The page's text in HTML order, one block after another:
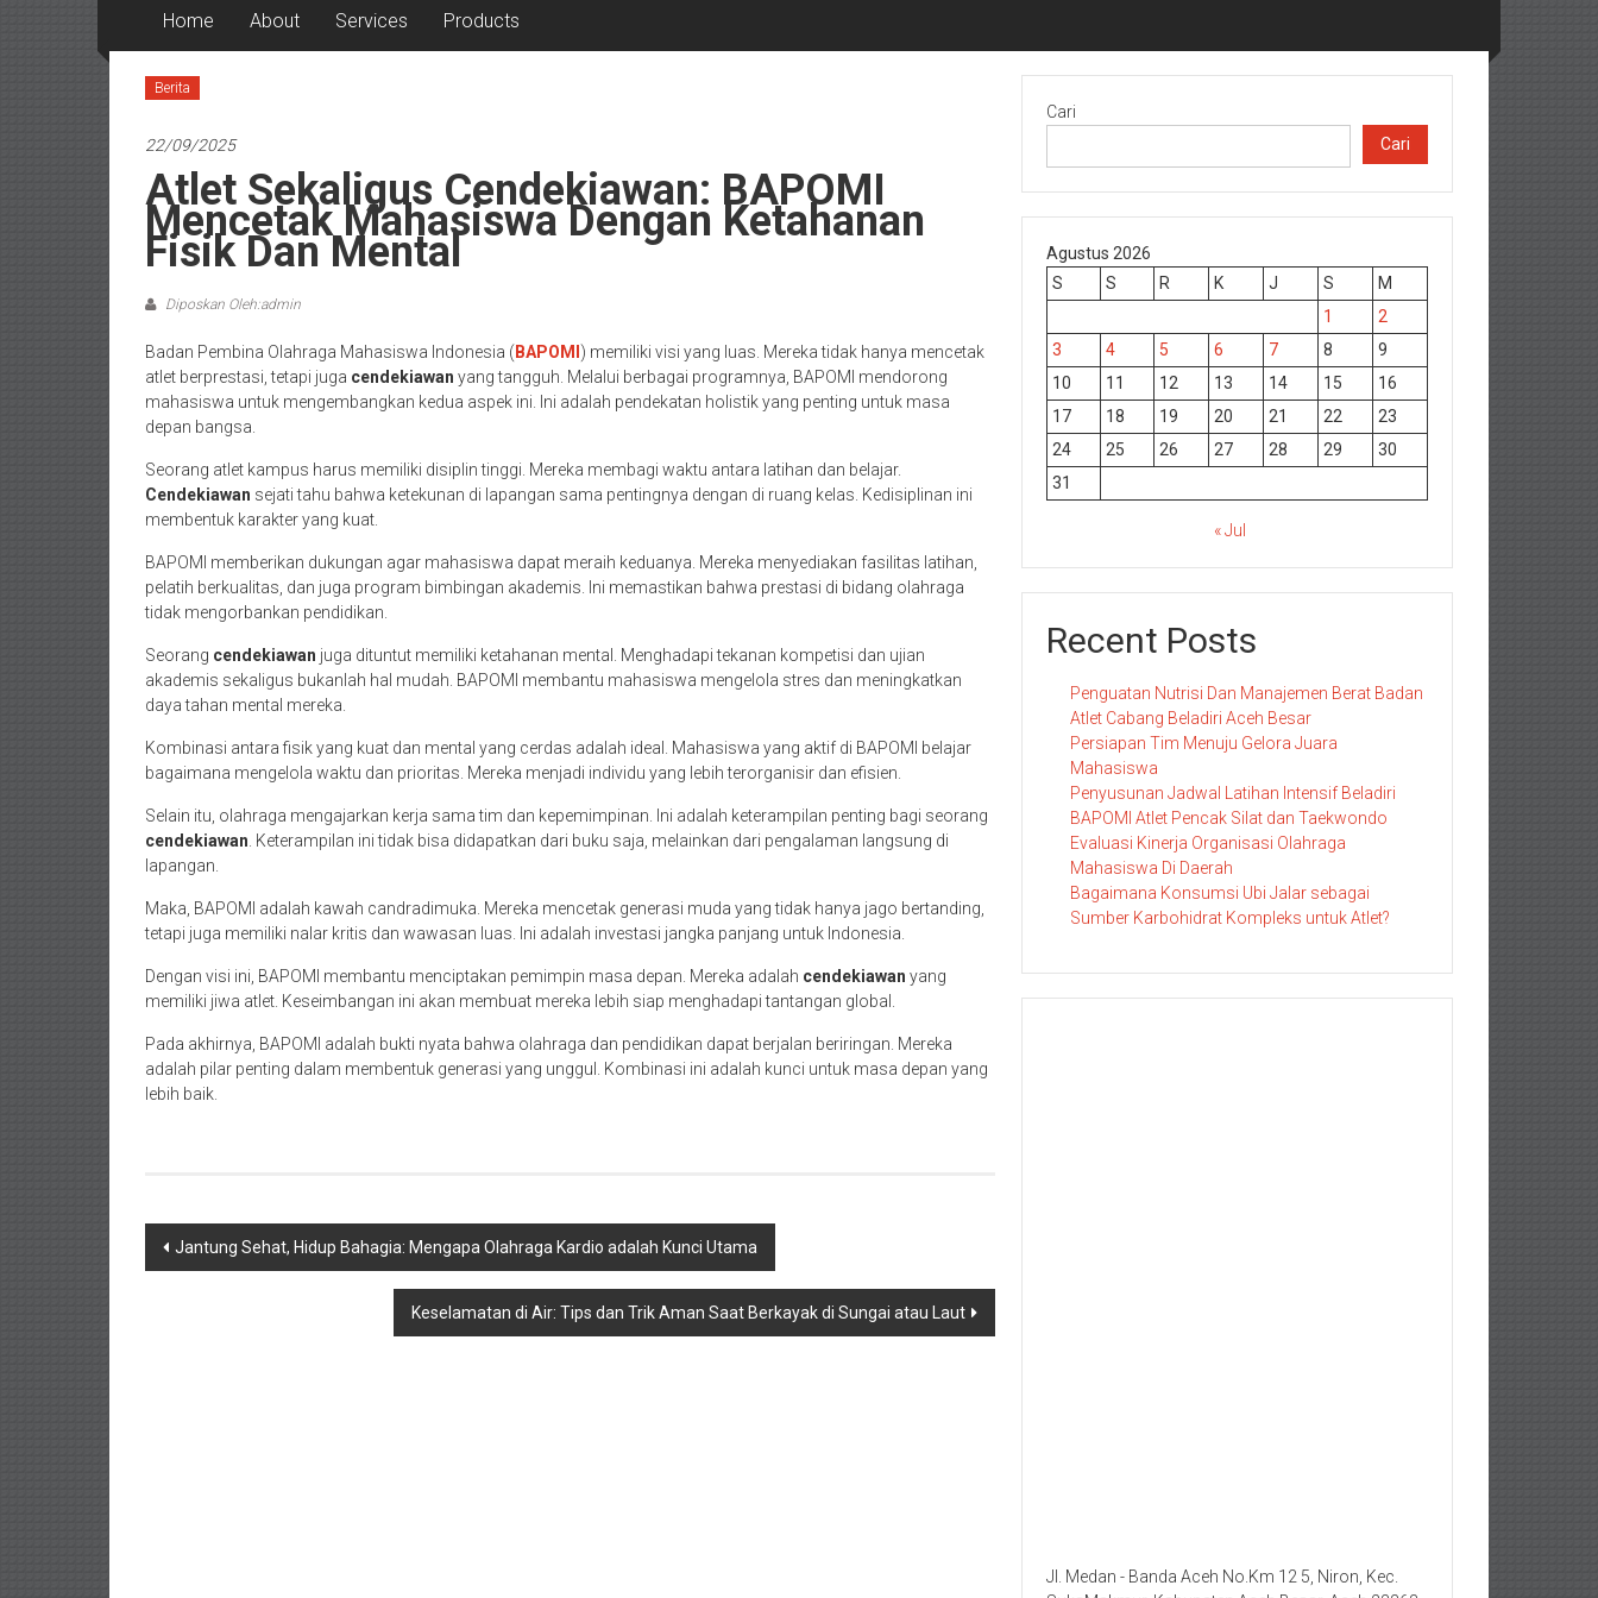
Home About Services Products
Berita
22/09/2025
Atlet Sekaligus Cendekiawan: BAPOMI
Mencetak Mahasiswa Dengan Ketahanan
Fisik Dan Mental
Diposkan Oleh:admin
Badan Pembina Olahraga Mahasiswa Indonesia ( BAPOMI ) memiliki visi yang luas. Mereka tidak hanya mencetak
atlet berprestasi, tetapi juga cendekiawan yang tangguh. Melalui berbagai programnya, BAPOMI mendorong
mahasiswa untuk mengembangkan kedua aspek ini. Ini adalah pendekatan holistik yang penting untuk masa
depan bangsa.
Seorang atlet kampus harus memiliki disiplin tinggi. Mereka membagi waktu antara latihan dan belajar.
Cendekiawan sejati tahu bahwa ketekunan di lapangan sama pentingnya dengan di ruang kelas. Kedisiplinan ini
membentuk karakter yang kuat.
BAPOMI memberikan dukungan agar mahasiswa dapat meraih keduanya. Mereka menyediakan fasilitas latihan,
pelatih berkualitas, dan juga program bimbingan akademis. Ini memastikan bahwa prestasi di bidang olahraga
tidak mengorbankan pendidikan.
Seorang cendekiawan juga dituntut memiliki ketahanan mental. Menghadapi tekanan kompetisi dan ujian
akademis sekaligus bukanlah hal mudah. BAPOMI membantu mahasiswa mengelola stres dan meningkatkan
daya tahan mental mereka.
Kombinasi antara fisik yang kuat dan mental yang cerdas adalah ideal. Mahasiswa yang aktif di BAPOMI belajar
bagaimana mengelola waktu dan prioritas. Mereka menjadi individu yang lebih terorganisir dan efisien.
Selain itu, olahraga mengajarkan kerja sama tim dan kepemimpinan. Ini adalah keterampilan penting bagi seorang
cendekiawan . Keterampilan ini tidak bisa didapatkan dari buku saja, melainkan dari pengalaman langsung di
lapangan.
Maka, BAPOMI adalah kawah candradimuka. Mereka mencetak generasi muda yang tidak hanya jago bertanding,
tetapi juga memiliki nalar kritis dan wawasan luas. Ini adalah investasi jangka panjang untuk Indonesia.
Dengan visi ini, BAPOMI membantu menciptakan pemimpin masa depan. Mereka adalah cendekiawan yang
memiliki jiwa atlet. Keseimbangan ini akan membuat mereka lebih siap menghadapi tantangan global.
Pada akhirnya, BAPOMI adalah bukti nyata bahwa olahraga dan pendidikan dapat berjalan beriringan. Mereka
adalah pilar penting dalam membentuk generasi yang unggul. Kombinasi ini adalah kunci untuk masa depan yang
lebih baik.
Navigasi
Jantung Sehat, Hidup Bahagia: Mengapa Olahraga Kardio adalah Kunci Utama
Keselamatan di Air: Tips dan Trik Aman Saat Berkayak di Sungai atau Laut
Cari
Cari
Agustus 2026
S
S R K J S
M
1
2
3
4 5 6 7 8
9
10
11 12 13 14 15
16
17
18 19 20 21 22
23
24
25 26 27 28 29
30
31
« Jul
Recent Posts
Penguatan Nutrisi Dan Manajemen Berat Badan
Atlet Cabang Beladiri Aceh Besar
Persiapan Tim Menuju Gelora Juara
Mahasiswa
Penyusunan Jadwal Latihan Intensif Beladiri
BAPOMI Atlet Pencak Silat dan Taekwondo
Evaluasi Kinerja Organisasi Olahraga
Mahasiswa Di Daerah
Bagaimana Konsumsi Ubi Jalar sebagai
Sumber Karbohidrat Kompleks untuk Atlet?
Jl. Medan - Banda Aceh No.Km 12 5, Niron, Kec.